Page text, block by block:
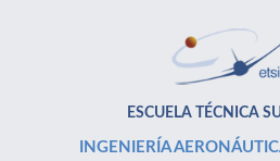
ESCUELA TÉCNICA
INGENIERÍA